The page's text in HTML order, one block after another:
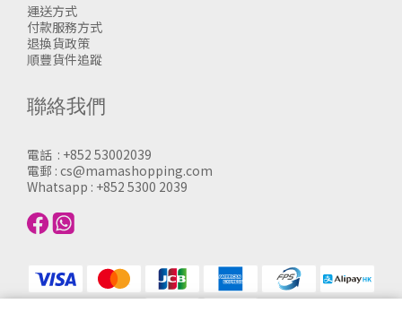
運送方式
付款服務方式
退換貨政策
順豐貨件追蹤
聯絡我們
電話 : +852 53002039
電郵 : cs@mamashopping.com
Whatsapp : +852 5300 2039